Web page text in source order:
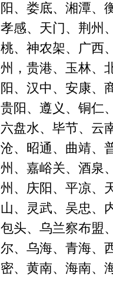
阳、娄底、湘潭、
孝感、天门、荆州
桃、神农架、广西
州，贵港、玉林、
阳、汉中、安康、
贵阳、遵义、铜仁
六盘水、毕节、云
沧、昭通、曲靖、
州、嘉峪关、酒泉
州、庆阳、平凉、
山、灵武、吴忠、
包头、乌兰察布盟
尔、乌海、青海、
密、黄南、海南、